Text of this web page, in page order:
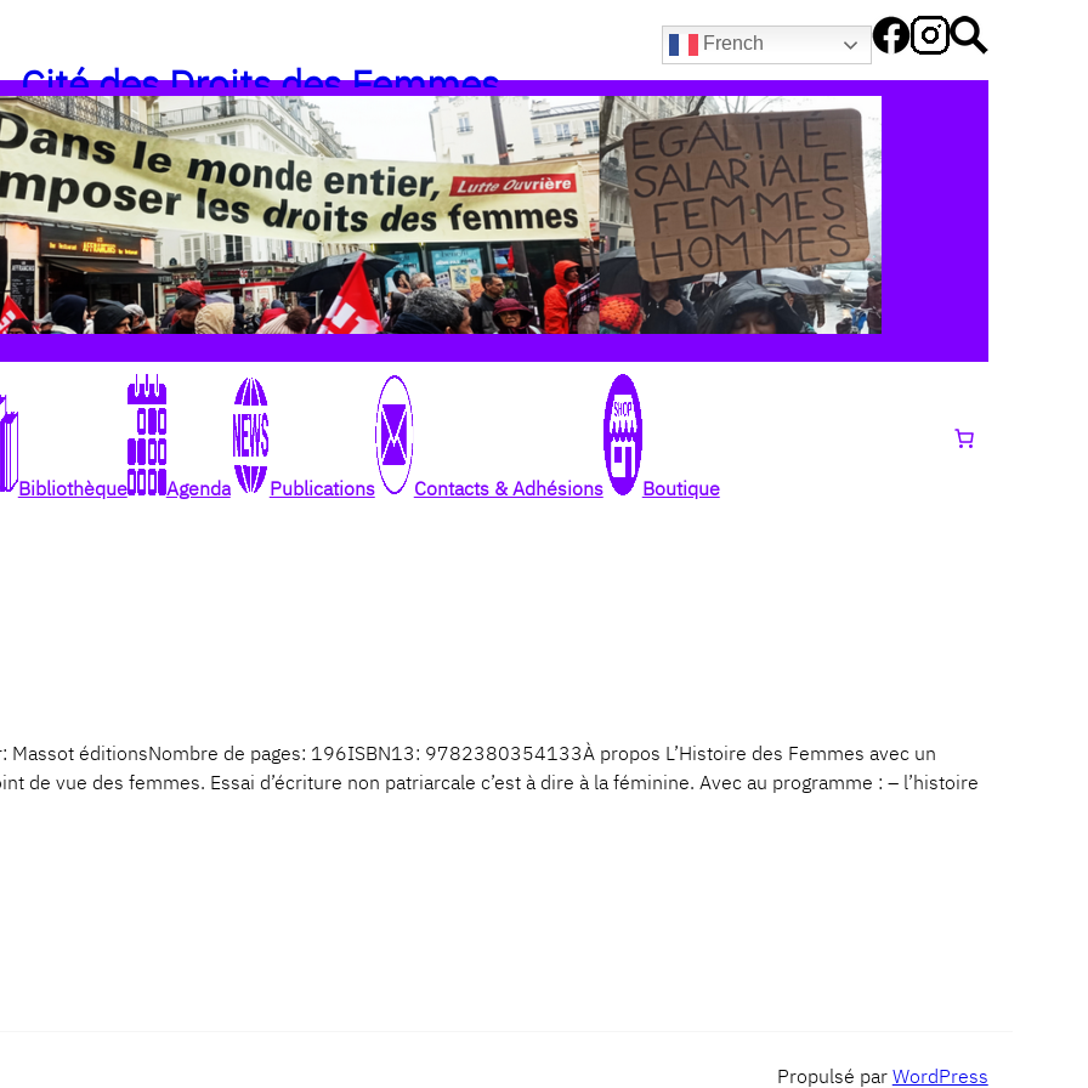
French
Cité des Droits des Femmes
Bibliothèque Agenda Publications Contacts & Adhésions Boutique
Massot éditionsNombre de pages: 196ISBN13: 9782380354133À propos L’Histoire des Femmes avec un
de vue des femmes. Essai d’écriture non patriarcale c’est à dire à la féminine. Avec au programme : – l’histoire
Propulsé par WordPress